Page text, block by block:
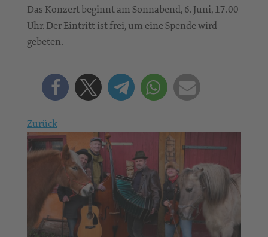
Das Konzert beginnt am Sonnabend, 6. Juni, 17.00
Uhr. Der Eintritt ist frei, um eine Spende wird
gebeten.
Zurück